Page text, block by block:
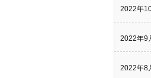
2022年
2022年9
2022年8